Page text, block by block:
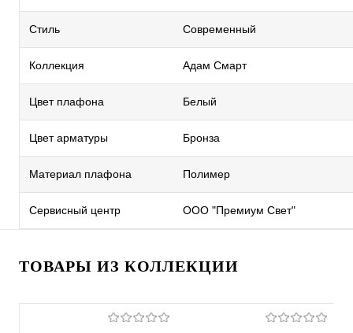
Стиль Современный
Коллекция Адам Смарт
Цвет плафона Белый
Цвет арматуры Бронза
Материал плафона Полимер
Сервисный центр ООО "Премиум Свет"
ТОВАРЫ ИЗ КОЛЛЕКЦИИ